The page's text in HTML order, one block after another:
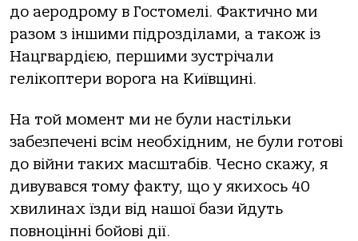
до аеродрому в Гостомелі. Фактично ми
разом з іншими підрозділами, а також із
Нацгвардією, першими зустрічали
гелікоптери ворога на Київщині.
На той момент ми не були настільки
забезпечені всім необхідним, не були готові
до війни таких масштабів. Чесно скажу, я
дивувався тому факту, що у якихось 40
хвилинах їзди від нашої бази йдуть
повноцінні бойові дії.